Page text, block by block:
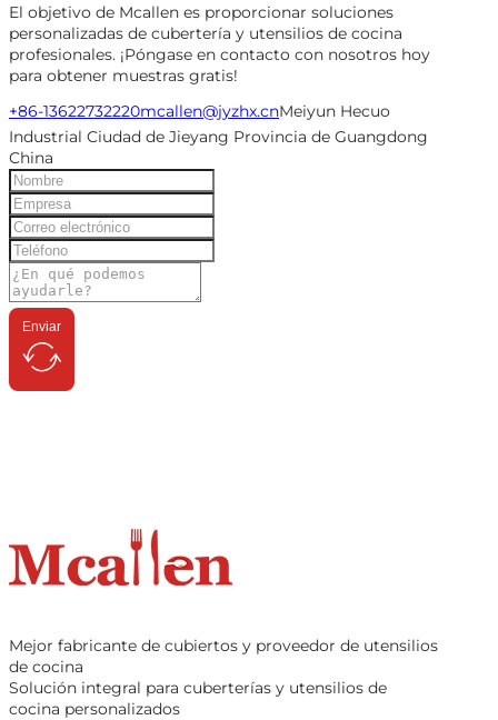
El objetivo de Mcallen es proporcionar soluciones
personalizadas de cubertería y utensilios de cocina
profesionales. ¡Póngase en contacto con nosotros hoy
para obtener muestras gratis!
+86-13622732220mcallen@jyzhx.cnMeiyun Hecuo
Industrial Ciudad de Jieyang Provincia de Guangdong
China
Enviar
Mejor fabricante de cubiertos y proveedor de utensilios
de cocina
Solución integral para cuberterías y utensilios de
cocina personalizados